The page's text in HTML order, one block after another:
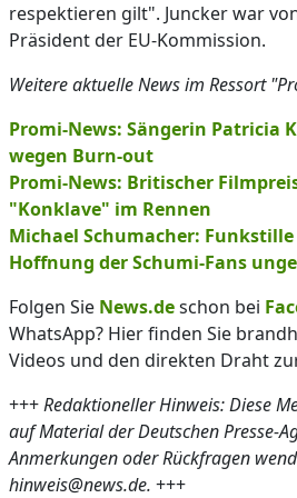
respektieren gilt". Juncker war
Präsident der EU-Kommission.
Weitere aktuelle News im Ressort
Promi-News: Sängerin Patricia
wegen Burn-out
Promi-News: Britischer
"Konklave" im Rennen
Michael Schumacher:
Hoffnung der Schumi-Fans
Folgen Sie News.deschon bei
WhatsApp? Hier finden Sie
Videos und den direkten Draht
+++Redaktioneller Hinweis: Diese
auf Material der Deutschen Presse-
Anmerkungen oder Rückfragen
hinweis@news.de. +++